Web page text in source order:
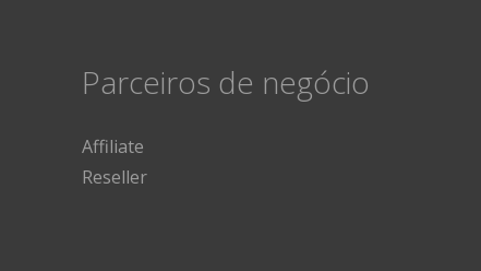
Parceiros de negócio
Affiliate
Reseller